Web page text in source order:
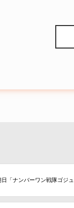
日「ナンバーワン戦隊ゴジ